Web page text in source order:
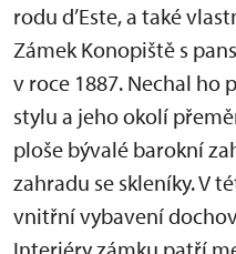
rodu d’Este, a také
Zámek Konopiště s
v roce 1887. Nechal
stylu a jeho okolí
ploše bývalé barokní
zahradu se skleníky. V
vnitřní vybavení